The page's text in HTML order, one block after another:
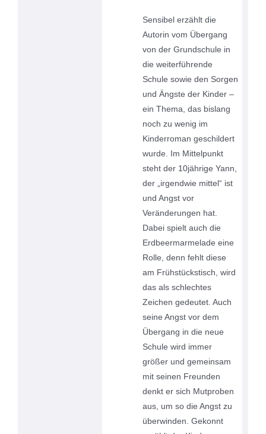
Sensibel erzählt die
Autorin vom Übergang
von der Grundschule in
die weiterführende
Schule sowie den Sorgen
und Ängste der Kinder –
ein Thema, das bislang
noch zu wenig im
Kinderroman geschildert
wurde. Im Mittelpunkt
steht der 10jährige Yann,
der „irgendwie mittel“ ist
und Angst vor
Veränderungen hat.
Dabei spielt auch die
Erdbeermarmelade eine
Rolle, denn fehlt diese
am Frühstückstisch, wird
das als schlechtes
Zeichen gedeutet. Auch
seine Angst vor dem
Übergang in die neue
Schule wird immer
größer und gemeinsam
mit seinen Freunden
denkt er sich Mutproben
aus, um so die Angst zu
überwinden. Gekonnt